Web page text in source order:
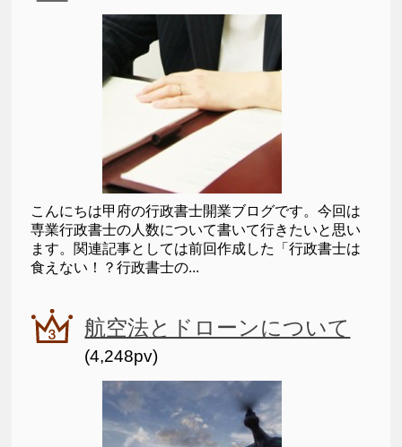
こんにちは甲府の行政書士開業ブログです。今回は
専業行政書士の人数について書いて行きたいと思い
ます。関連記事としては前回作成した「行政書士は
食えない！？行政書士の...
航空法とドローンについて
(4,248pv)